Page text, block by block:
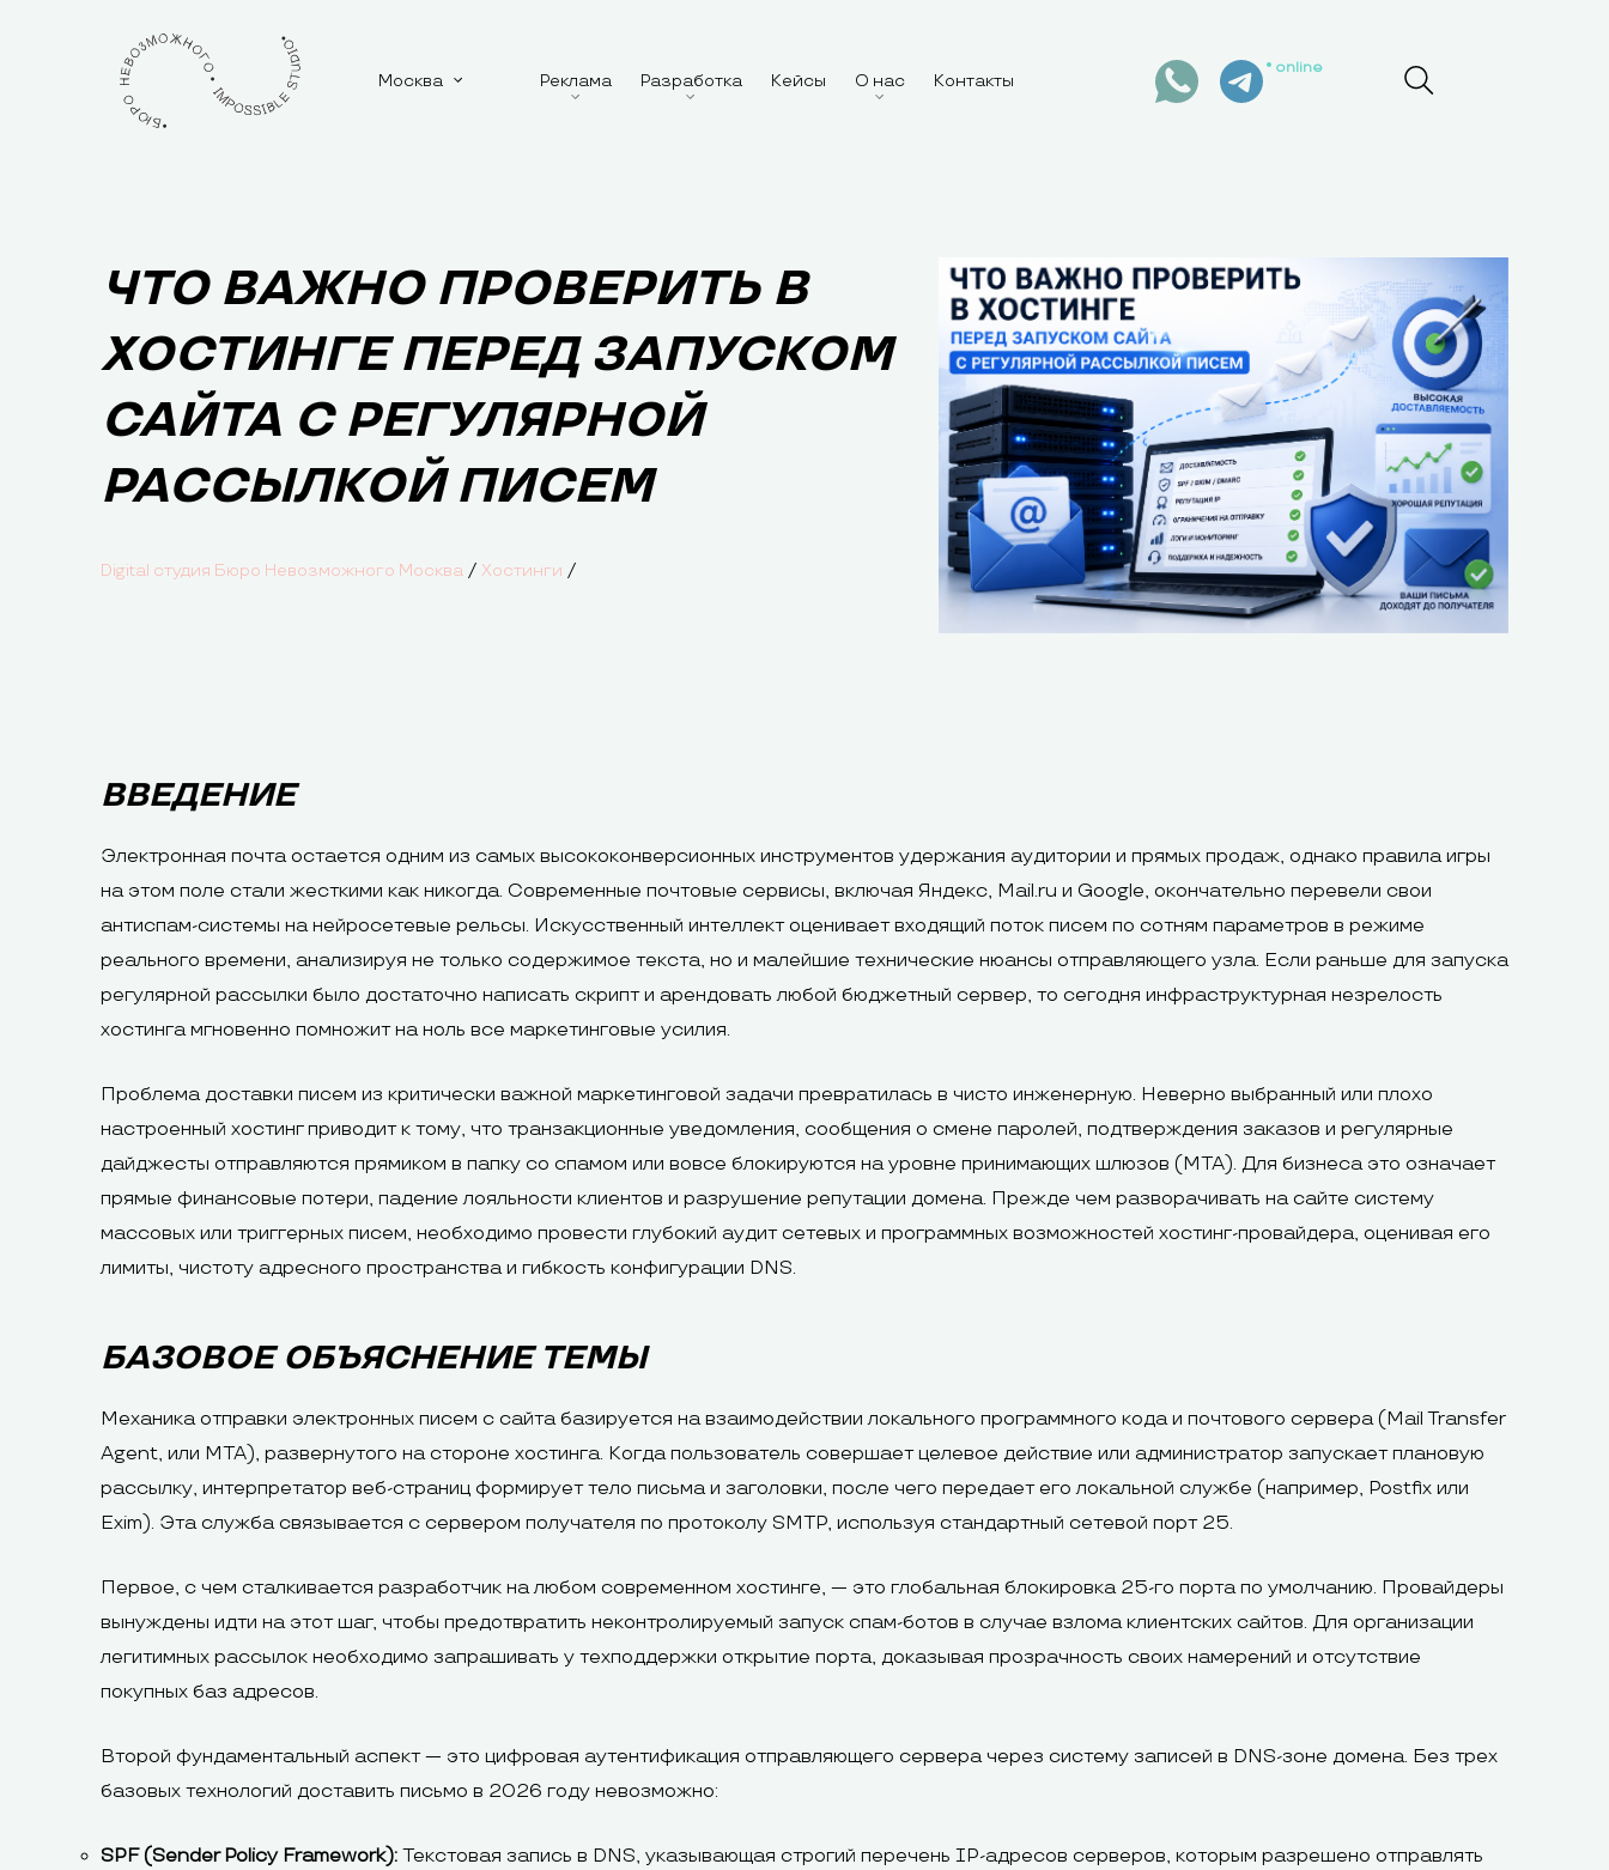
Москва Реклама Разработка Кейсы О нас Контакты
online
ЧТО ВАЖНО ПРОВЕРИТЬ В
ХОСТИНГЕ ПЕРЕД ЗАПУСКОМ
САЙТА С РЕГУЛЯРНОЙ
РАССЫЛКОЙ ПИСЕМ
Digital студия Бюро Невозможного Москва / Хостинги /
ВВЕДЕНИЕ
Электронная почта остается одним из самых высококонверсионных инструментов удержания аудитории и прямых продаж, однако правила игры
на этом поле стали жесткими как никогда. Современные почтовые сервисы, включая Яндекс, Mail.ru и Google, окончательно перевели свои
антиспам-системы на нейросетевые рельсы. Искусственный интеллект оценивает входящий поток писем по сотням параметров в режиме
реального времени, анализируя не только содержимое текста, но и малейшие технические нюансы отправляющего узла. Если раньше для запуска
регулярной рассылки было достаточно написать скрипт и арендовать любой бюджетный сервер, то сегодня инфраструктурная незрелость
хостинга мгновенно помножит на ноль все маркетинговые усилия.
Проблема доставки писем из критически важной маркетинговой задачи превратилась в чисто инженерную. Неверно выбранный или плохо
настроенный хостинг приводит к тому, что транзакционные уведомления, сообщения о смене паролей, подтверждения заказов и регулярные
дайджесты отправляются прямиком в папку со спамом или вовсе блокируются на уровне принимающих шлюзов (MTA). Для бизнеса это означает
прямые финансовые потери, падение лояльности клиентов и разрушение репутации домена. Прежде чем разворачивать на сайте систему
массовых или триггерных писем, необходимо провести глубокий аудит сетевых и программных возможностей хостинг-провайдера, оценивая его
лимиты, чистоту адресного пространства и гибкость конфигурации DNS.
БАЗОВОЕ ОБЪЯСНЕНИЕ ТЕМЫ
Механика отправки электронных писем с сайта базируется на взаимодействии локального программного кода и почтового сервера (Mail Transfer
Agent, или MTA), развернутого на стороне хостинга. Когда пользователь совершает целевое действие или администратор запускает плановую
рассылку, интерпретатор веб-страниц формирует тело письма и заголовки, после чего передает его локальной службе (например, Postfix или
Exim). Эта служба связывается с сервером получателя по протоколу SMTP, используя стандартный сетевой порт 25.
Первое, с чем сталкивается разработчик на любом современном хостинге, — это глобальная блокировка 25-го порта по умолчанию. Провайдеры
вынуждены идти на этот шаг, чтобы предотвратить неконтролируемый запуск спам-ботов в случае взлома клиентских сайтов. Для организации
легитимных рассылок необходимо запрашивать у техподдержки открытие порта, доказывая прозрачность своих намерений и отсутствие
покупных баз адресов.
Второй фундаментальный аспект — это цифровая аутентификация отправляющего сервера через систему записей в DNS-зоне домена. Без трех
базовых технологий доставить письмо в 2026 году невозможно:
SPF (Sender Policy Framework): Текстовая запись в DNS, указывающая строгий перечень IP-адресов серверов, которым разрешено отправлять